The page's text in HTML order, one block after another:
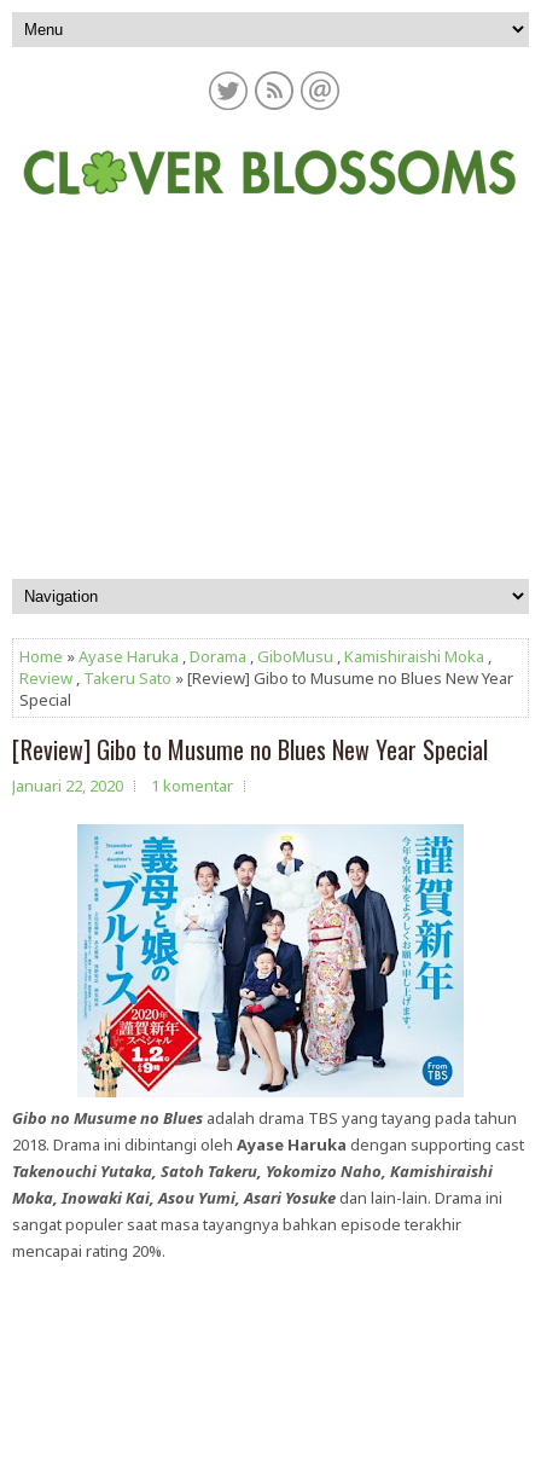
Home »Ayase Haruka ,Dorama ,GiboMusu ,Kamishiraishi Moka ,
Review , Takeru Sato » [Review] Gibo to Musume no Blues New Year
Special
[Review] Gibo to Musume no Blues New Year Special
Januari 22, 2020 1 komentar
Gibo no Musume no Blues adalah drama TBS yang tayang pada tahun
2018. Drama ini dibintangi oleh Ayase Haruka dengan supporting cast
Takenouchi Yutaka, Satoh Takeru, Yokomizo Naho, Kamishiraishi
Moka, Inowaki Kai, Asou Yumi, Asari Yosukedan lain-lain. Drama ini
sangat populer saat masa tayangnya bahkan episode terakhir
mencapai rating 20%.